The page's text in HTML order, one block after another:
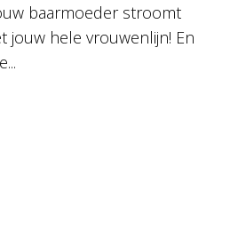
baarmoeder stroomt
jouw hele vrouwenlijn! En